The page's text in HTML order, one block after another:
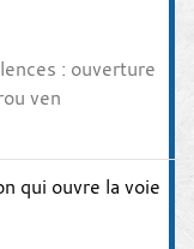
: ouverture
ven
qui ouvre la voie